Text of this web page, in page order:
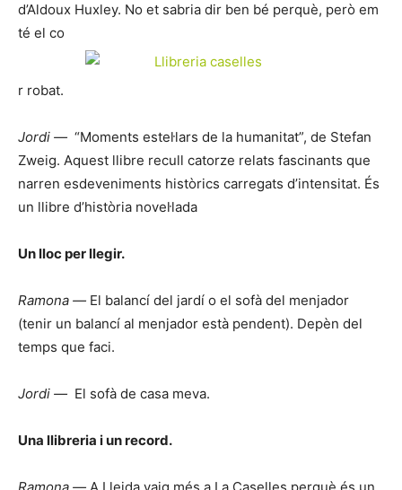
d’Aldoux Huxley. No et sabria dir ben bé perquè, però em
té el co
r robat.
Jordi — “Moments estel·lars de la humanitat”, de Stefan
Zweig. Aquest llibre recull catorze relats fascinants que
narren esdeveniments històrics carregats d’intensitat. És
un llibre d’història novel·lada
Un lloc per llegir.
Ramona — El balancí del jardí o el sofà del menjador
(tenir un balancí al menjador està pendent). Depèn del
temps que faci.
Jordi — El sofà de casa meva.
Una llibreria i un record.